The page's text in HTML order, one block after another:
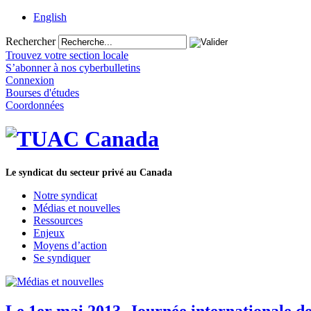
English
Rechercher
Trouvez votre section locale
S’abonner à nos cyberbulletins
Connexion
Bourses d'études
Coordonnées
Le syndicat du secteur privé au Canada
Notre syndicat
Médias et nouvelles
Ressources
Enjeux
Moyens d’action
Se syndiquer